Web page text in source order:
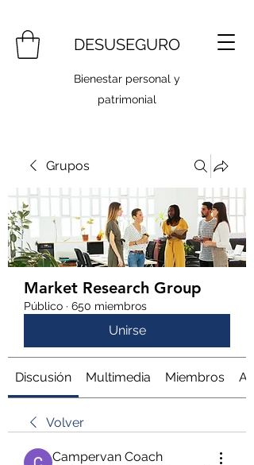
DESUSEGURO
Bienestar personal y
patrimonial
Grupos
Market Research Group
Público · 650 miembros
Unirse
Discusión Multimedia Miembros
Volver
Campervan Coach